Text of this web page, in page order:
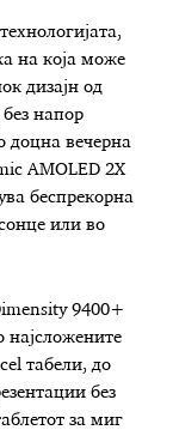
на која може
дизајн од
напор
доцна вечерна
AMOLED 2X
беспрекорна
или во
9400+
најсложените
табели, до
без
за миг